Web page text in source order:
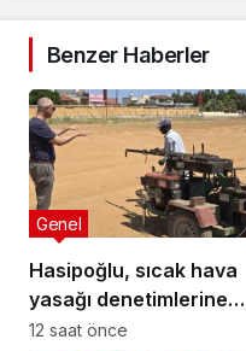
Benzer Haberler
Hasipoğlu, sıcak hava
yasağı denetimlerine
sahada katıldı
Genel
12 saat önce